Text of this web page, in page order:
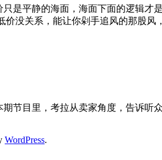
是平静的海面，海面下面的逻辑才
没关系，能让你剁手追风的那股风
节目里，考拉从卖家角度，告诉听
WordPress.